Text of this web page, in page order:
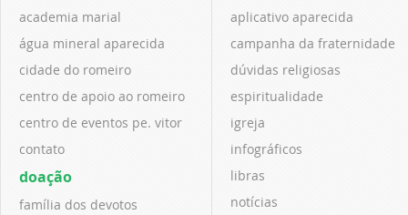
academia marial
água mineral aparecida
cidade do romeiro
centro de apoio ao romeiro
centro de eventos pe. vitor
contato
doação
família dos devotos
aplicativo aparecida
campanha da fraternidade
dúvidas religiosas
espiritualidade
igreja
infográficos
libras
notícias